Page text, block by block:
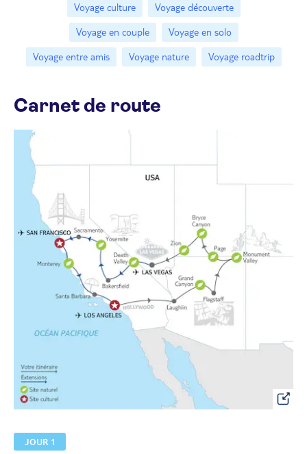
Voyage culture
Voyage découverte
Voyage en couple
Voyage en solo
Voyage entre amis
Voyage nature Voyage roadtrip
Carnet de route
JOUR 1